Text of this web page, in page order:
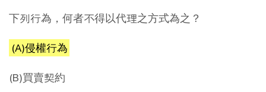
下列行為，何者不得以代理之方式為之？
(A)侵權行為
(B)買賣契約